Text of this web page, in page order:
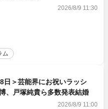
2026/8/9 11:30
ム
日＞芸能界にお祝いラッシ
、戸塚純貴ら多数発表結婚
2026/8/9 11:00